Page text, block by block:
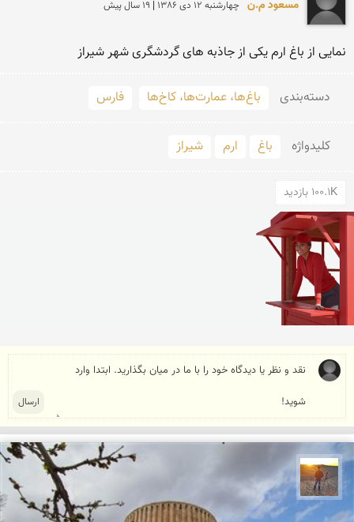
مسعود م.ن چهارشنبه 12 دی 1386 | 19 سال پیش
نمایی از باغ ارم یکی از جاذبه های گردشگری شهر شیراز
دسته‌بندی باغ‌ها، عمارت‌ها، کاخ‌ها فارس
کلید‌واژه باغ ارم شیراز
100.1K بازدید
مهدی مخلصیان